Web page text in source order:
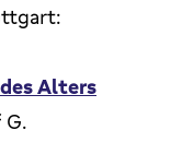
Alters
G.